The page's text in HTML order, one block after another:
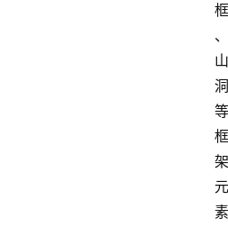
框
、
山
洞
等
框
架
元
素